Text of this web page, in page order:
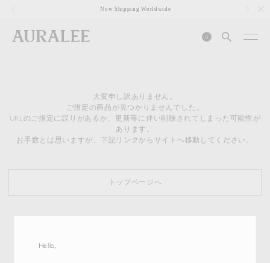
Hello,
Now Shipping Worldwide
0
大変申し訳ありません。
ご指定の商品が見つかりませんでした。
URLのご指定に誤りがあるか、更新等に伴い削除されてしまった可能性が
あります。
お手数とは思いますが、下記リンクからサイトへ移動してください。
トップページへ